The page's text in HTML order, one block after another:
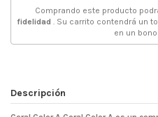
Comprando este producto
fidelidad . Su carrito contendrá un
en un
Descripción